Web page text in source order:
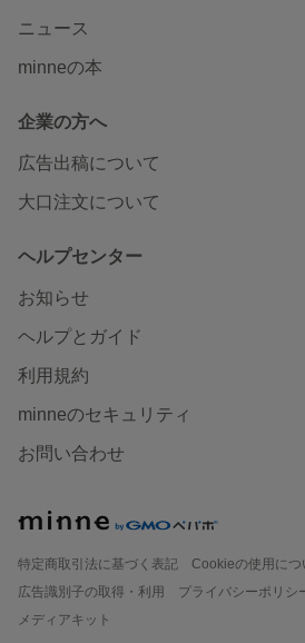
ニュース
minneの本
企業の方へ
広告出稿について
大口注文について
ヘルプセンター
お知らせ
ヘルプとガイド
利用規約
minneのセキュリティ
お問い合わせ
特定商取引法に基づく表記
Cookieの使用につ
広告識別子の取得・利用
プライバシーポリシ
メディアキット